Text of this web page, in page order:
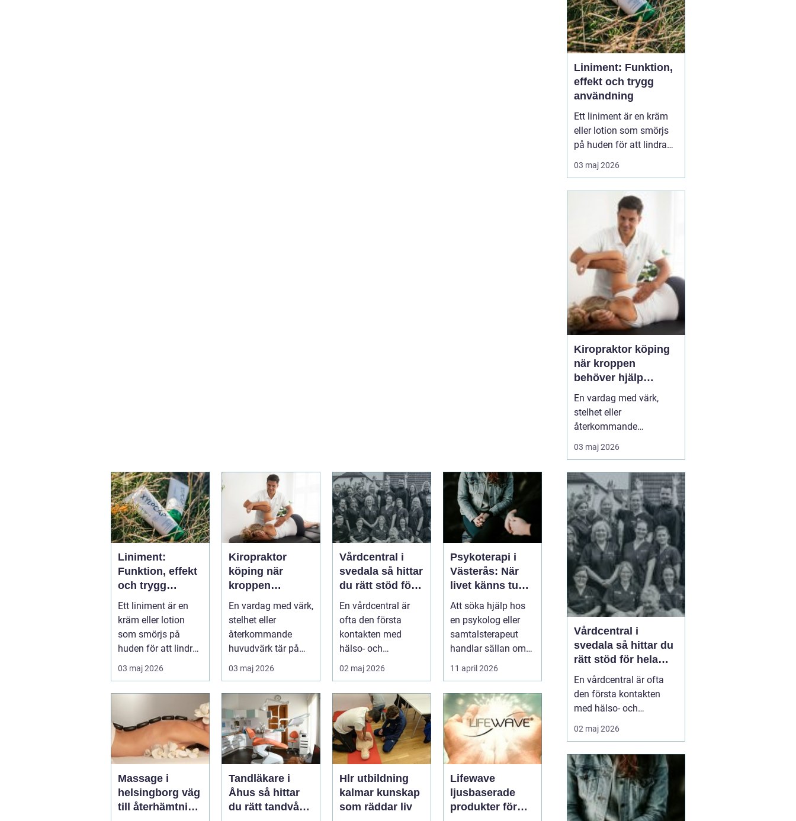
Liniment:
Funktion, effekt
och trygg
användning
Ett liniment är en
kräm eller lotion
som smörjs på
huden för att lindra
03 maj 2026
Kiropraktor
köping när
kroppen
behöver hjälp
tillbaka
En vardag med värk,
stelhet eller
återkommande
huvudvärk tär på
både ork och
humör. Många går
länge ...
03 maj 2026
Vårdcentral i
svedala så hittar
du rätt stöd för
hela familjen
En vårdcentral är
ofta den första
kontakten med
hälso- och
sjukvården. För
många i Svedala
handlar v...
02 maj 2026
Psykoterapi i
Västerås: När
livet känns tungt
och du behöver
prata med
någon
Att söka hjälp hos
en psykolog eller
samtalsterapeut
handlar sällan om
att vara svag....
11 april 2026
Massage i
helsingborg väg
till återhämtning
Tandläkare i
Åhus så hittar
du rätt tandvård
Hlr utbildning
kalmar kunskap
som räddar liv
Lifewave
ljusbaserade
produkter för
som läng...
Liniment: Funktion,
effekt och trygg
användning
Ett liniment är en kräm
eller lotion som smörjs
på huden för att lindra
muskelvärk, stelhet och
ibland också ledbesvär.
ämnen som stimulerar
blodcirkulationen och
03 maj 2026
Kiropraktor köping
när kroppen
behöver hjälp
tillbaka
En vardag med värk,
stelhet eller
återkommande
huvudvärk tär på både
ork och humör. Många
besvär och tänker att det
går nog över. Ofta gör
det inte det. En
legitimerad kiropraktor
kan hjälpa kroppen att
återfå rörlighet, minska
smä...
03 maj 2026
Vårdcentral i
svedala så hittar du
rätt stöd för hela
familjen
En vårdcentral är ofta
den första kontakten
med hälso- och
sjukvården. För många i
Svedala handlar valet
plats där både barn,
vuxna och äldre får hjälp
under samma tak. I en
tid med högt tempo och
02 maj 2026